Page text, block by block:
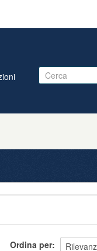
Ordina per